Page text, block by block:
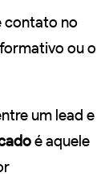
contato no
ou o
um lead e
é aquele